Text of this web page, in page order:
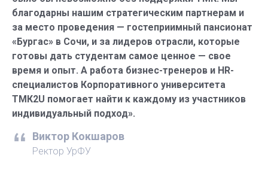
благодарны нашим стратегическим партнерам и
за место проведения — гостеприим­ный пансио­нат
«Бургас» в Сочи, и за лидеров отрасли, которые
готовы дать студентам самое ценное — свое
время и опыт. А работа бизнес-тренеров и ­HR-
специалистов Корпоративного университета
ТМК2U помогает найти к каждому из участников
индивидуальный подход».
Виктор Кокшаров
Ректор УрФУ